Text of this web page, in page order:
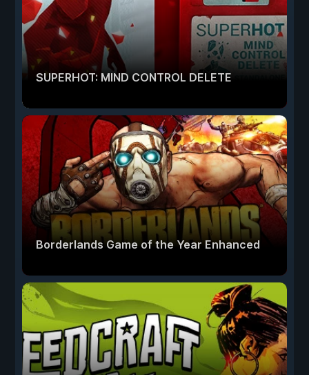
SUPERHOT: MIND CONTROL DELETE
Borderlands Game of the Year Enhanced